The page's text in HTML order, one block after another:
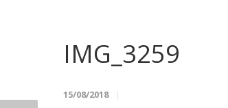
IMG_3259
15/08/2018